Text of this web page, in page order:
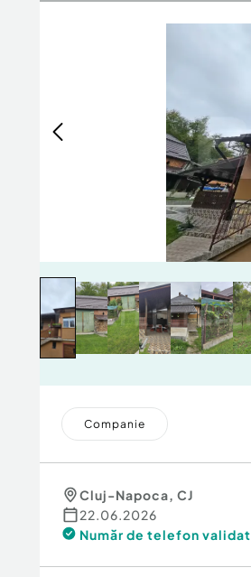
Companie
Cluj-Napoca, CJ
22.06.2026
Număr de telefon validat